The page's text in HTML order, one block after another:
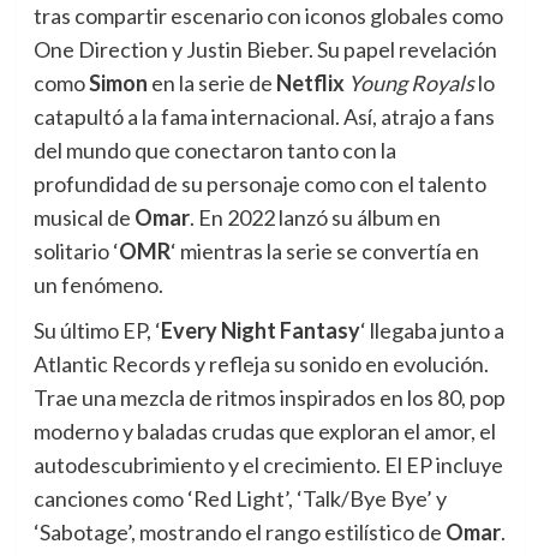
tras compartir escenario con iconos globales como
One Direction y Justin Bieber. Su papel revelación
comoSimon en la serie de Netflix Young Royalslo
catapultó a la fama internacional. Así, atrajo a fans
del mundo que conectaron tanto con la
profundidad de su personaje como con el talento
musical de Omar. En 2022 lanzó su álbum en
solitario ‘OMR‘ mientras la serie se convertía en
un fenómeno.
Su último EP, ‘Every Night Fantasy‘ llegaba junto a
Atlantic Records y refleja su sonido en evolución.
Trae una mezcla de ritmos inspirados en los 80, pop
moderno y baladas crudas que exploran el amor, el
autodescubrimiento y el crecimiento. El EP incluye
canciones como ‘Red Light’, ‘Talk/Bye Bye’ y
‘Sabotage’, mostrando el rango estilístico de Omar.